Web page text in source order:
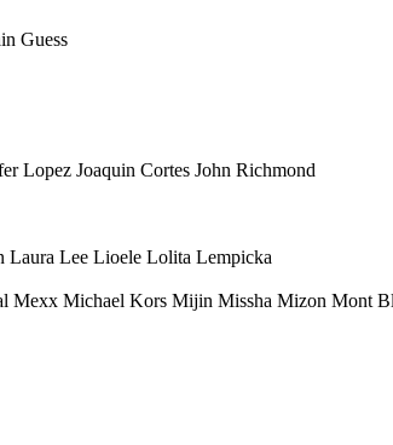
Guess
Lopez Joaquin Cortes John Richmond
Laura Lee Lioele Lolita Lempicka
Mexx Michael Kors Mijin Missha Mizon Mont